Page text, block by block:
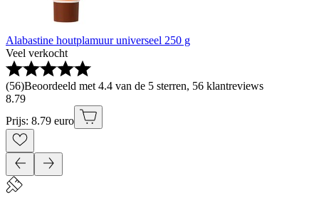
Alabastine houtplamuur universeel 250 g
Veel verkocht
(56)Beoordeeld met 4.4 van de 5 sterren, 56 klantreviews
8.79
Prijs: 8.79 euro